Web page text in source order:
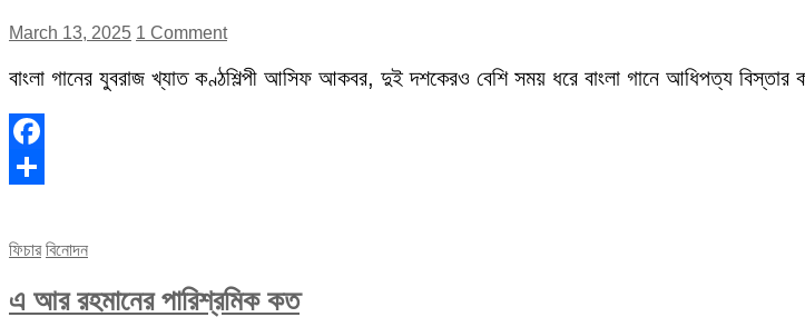
March 13, 2025 1 Comment
বাংলা গানের যুবরাজ খ্যাত কণ্ঠশিল্পী আসিফ আকবর, দুই দশকেরও বেশি সময় ধরে বাংলা গানে আধিপত্য বিস্তার
Facebook
ফিচার বিনোদন
এ আর রহমানের পারিশ্রমিক কত